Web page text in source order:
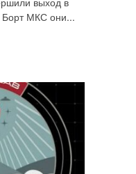
Борт МКС они...